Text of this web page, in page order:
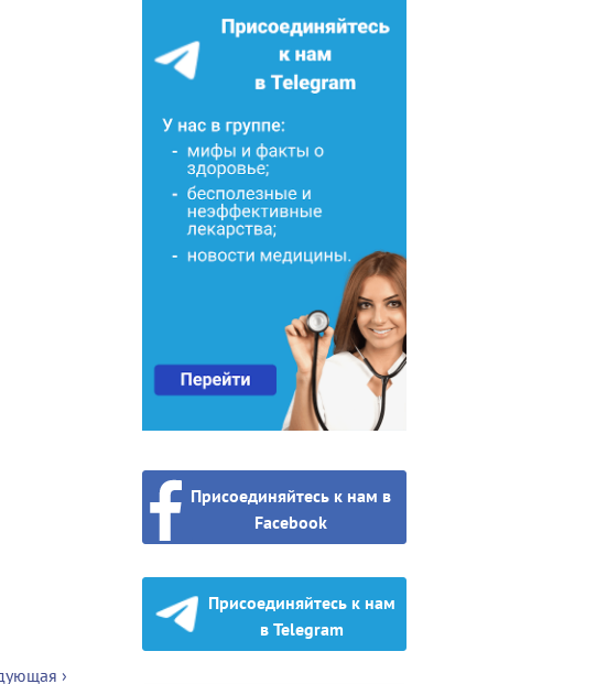
›
Присоединяйтесь к нам в
Facebook
Присоединяйтесь к нам
в Telegram